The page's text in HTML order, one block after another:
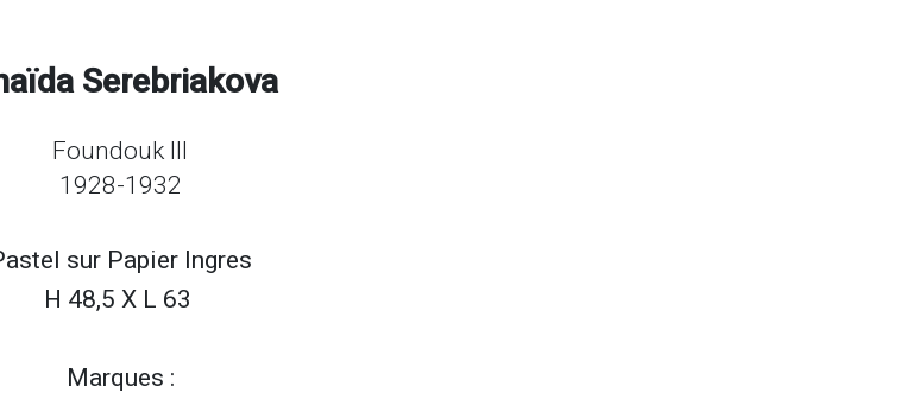
Serebriakova
Foundouk III
1928-1932
sur Papier Ingres
H 48,5 X L 63
Marques :